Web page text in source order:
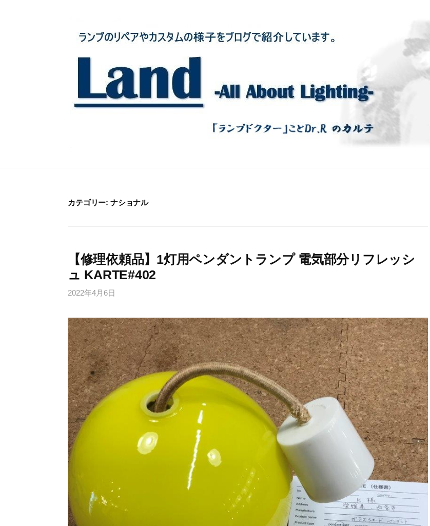
カテゴリー: ナショナル
【修理依頼品】1灯用ペンダントランプ 電気部分リフレッシ
ュ KARTE#402
2022年4月6日